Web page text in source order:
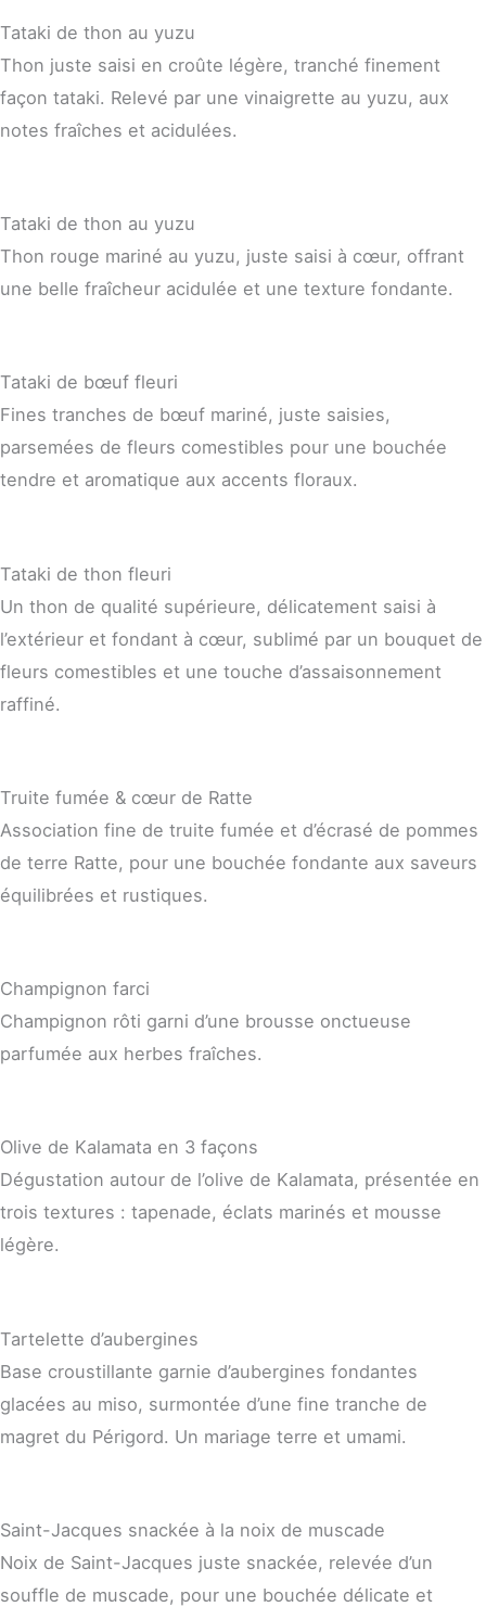
Tataki de thon au yuzu
Thon juste saisi en croûte légère, tranché finement
façon tataki. Relevé par une vinaigrette au yuzu, aux
notes fraîches et acidulées.
Tataki de thon au yuzu
Thon rouge mariné au yuzu, juste saisi à cœur, offrant
une belle fraîcheur acidulée et une texture fondante.
Tataki de bœuf fleuri
Fines tranches de bœuf mariné, juste saisies,
parsemées de fleurs comestibles pour une bouchée
tendre et aromatique aux accents floraux.
Tataki de thon fleuri
Un thon de qualité supérieure, délicatement saisi à
l’extérieur et fondant à cœur, sublimé par un bouquet de
fleurs comestibles et une touche d’assaisonnement
raffiné.
Truite fumée & cœur de Ratte
Association fine de truite fumée et d’écrasé de pommes
de terre Ratte, pour une bouchée fondante aux saveurs
équilibrées et rustiques.
Champignon farci
Champignon rôti garni d’une brousse onctueuse
parfumée aux herbes fraîches.
Olive de Kalamata en 3 façons
Dégustation autour de l’olive de Kalamata, présentée en
trois textures : tapenade, éclats marinés et mousse
légère.
Tartelette d’aubergines
Base croustillante garnie d’aubergines fondantes
glacées au miso, surmontée d’une fine tranche de
magret du Périgord. Un mariage terre et umami.
Saint-Jacques snackée à la noix de muscade
Noix de Saint-Jacques juste snackée, relevée d’un
souffle de muscade, pour une bouchée délicate et